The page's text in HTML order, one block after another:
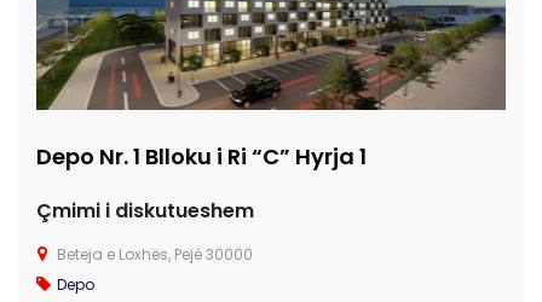
Depo Nr. 1 Blloku i Ri “C” Hyrja 1
Çmimi i diskutueshem
Beteja e Loxhës, Pejë 30000
Depo